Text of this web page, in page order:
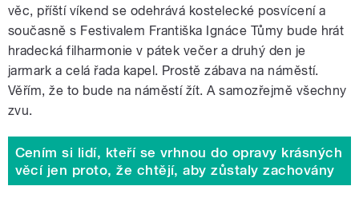
věc, příští víkend se odehrává kostelecké posvícení a
současně s Festivalem Františka Ignáce Tůmy bude hrát
hradecká filharmonie v pátek večer a druhý den je
jarmark a celá řada kapel. Prostě zábava na náměstí.
Věřím, že to bude na náměstí žít. A samozřejmě všechny
zvu.
Cením si lidí, kteří se vrhnou do opravy krásných
věcí jen proto, že chtějí, aby zůstaly zachovány